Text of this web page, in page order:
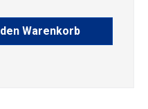
den gewünschten
den Warenkorb